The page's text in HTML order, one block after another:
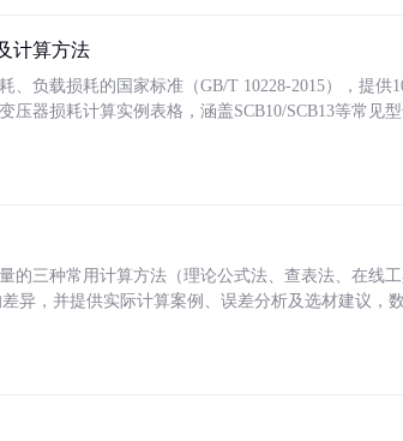
计算方法
、负载损耗的国家标准（GB/T 10228-2015），提供
压器损耗计算实例表格，涵盖SCB10/SCB13等常见
的三种常用计算方法（理论公式法、查表法、在线
异，并提供实际计算案例、误差分析及选材建议，